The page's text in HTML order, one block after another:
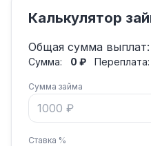
Калькулятор
Общая сумма выплат:
Сумма: 0 ₽ Переплата:
Сумма займа
Ставка %